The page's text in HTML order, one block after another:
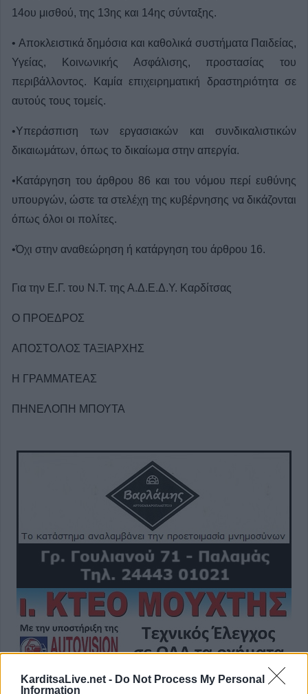
KarditsaLive.net - Do Not Process My Personal
Information
14ου μισθού, της 13ης και 14ης σύνταξης.
• Αποκλειστικά δημόσια και καθολικά συστήματα Παιδείας,
Υγείας, Κοινωνικής Ασφάλισης, προστασίας του
περιβάλλοντος. Καμία επιχειρηματική δραστηριότητα σε
αυτούς τους τομείς.
•Υπεράσπιση των εργασιακών και συνδικαλιστικών
δικαιωμάτων, όπως το δικαίωμα στην απεργία.
•Κατάργηση του άρθρου 86 και του νόμου περί ευθύνης
υπουργών, ώστε τα στελέχη της κυβέρνησης να δικάζονται
όπως όλοι οι πολίτες.
•Όχι στην αναθεώρηση ή κατάργηση του άρθρου 16.
Για την Ε.Γ. του Ν.Τ. της Α.Δ.Ε.Δ.Υ. Καρδίτσας
Ο ΠΡΟΕΔΡΟΣ
ΑΠΟΣΤΟΛΟΣ ΤΑΞΙΑΡΧΗΣ
H ΓΡΑΜΜΑΤΕΑΣ
ΠΗΝΕΛΟΠΗ ΜΠΟΥΤΑ